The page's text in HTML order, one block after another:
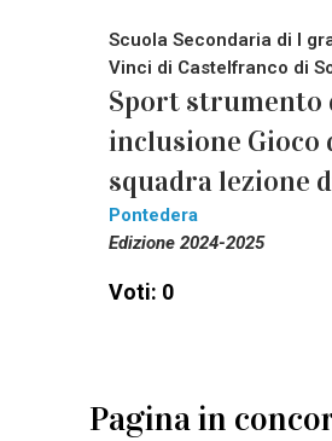
Scuola Secondaria di I
Vinci di Castelfranco di
Sport strumento
inclusione Gioco
squadra lezione
Pontedera
Edizione 2024-2025
Voti: 0
Pagina in